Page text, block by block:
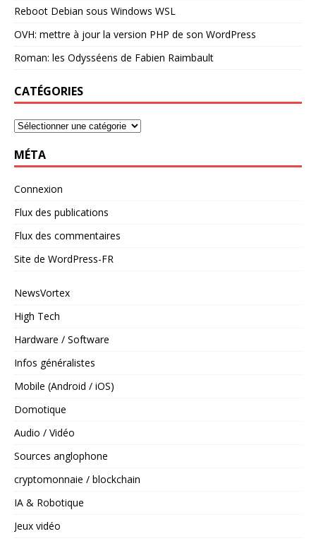
Reboot Debian sous Windows WSL
OVH: mettre à jour la version PHP de son WordPress
Roman: les Odysséens de Fabien Raimbault
CATÉGORIES
MÉTA
Connexion
Flux des publications
Flux des commentaires
Site de WordPress-FR
NewsVortex
High Tech
Hardware / Software
Infos généralistes
Mobile (Android / iOS)
Domotique
Audio / Vidéo
Sources anglophone
cryptomonnaie / blockchain
IA & Robotique
Jeux vidéo